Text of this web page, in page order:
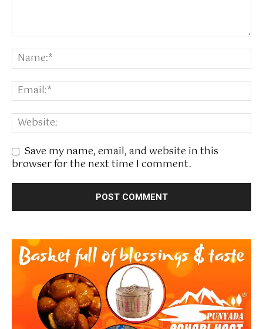
Save my name, email, and website in this
browser for the next time I comment.